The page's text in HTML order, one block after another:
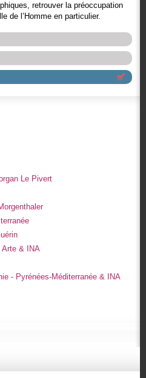
retrouver la préoccupation
de l’Homme en particulier.
Le Pivert
& INA
- Pyrénées-Méditerranée & INA